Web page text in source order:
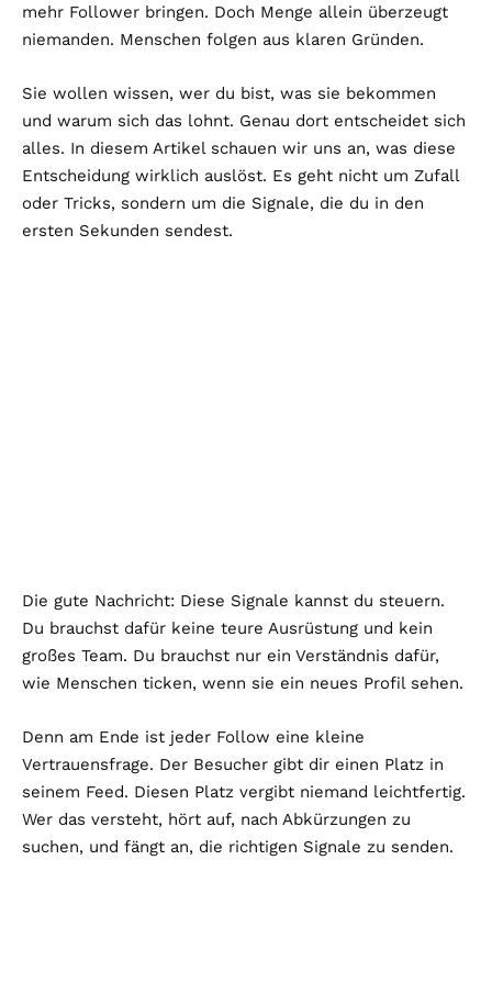
mehr Follower bringen. Doch Menge allein überzeugt
niemanden. Menschen folgen aus klaren Gründen.
Sie wollen wissen, wer du bist, was sie bekommen
und warum sich das lohnt. Genau dort entscheidet sich
alles. In diesem Artikel schauen wir uns an, was diese
Entscheidung wirklich auslöst. Es geht nicht um Zufall
oder Tricks, sondern um die Signale, die du in den
ersten Sekunden sendest.
Die gute Nachricht: Diese Signale kannst du steuern.
Du brauchst dafür keine teure Ausrüstung und kein
großes Team. Du brauchst nur ein Verständnis dafür,
wie Menschen ticken, wenn sie ein neues Profil sehen.
Denn am Ende ist jeder Follow eine kleine
Vertrauensfrage. Der Besucher gibt dir einen Platz in
seinem Feed. Diesen Platz vergibt niemand leichtfertig.
Wer das versteht, hört auf, nach Abkürzungen zu
suchen, und fängt an, die richtigen Signale zu senden.